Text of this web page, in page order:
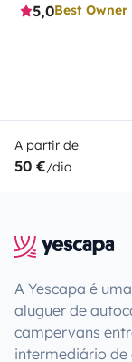
5,0Best Owner
A partir de
50 €/dia
A Yescapa é
aluguer de
campervans
intermediário de